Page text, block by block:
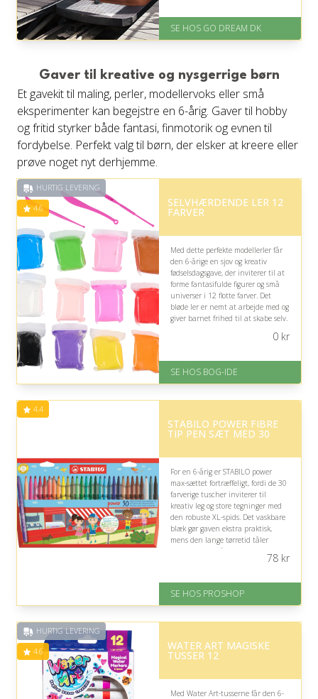
På lager
Levering: E-gavekort kan leveres
SE HOS GO DREAM DK
Gaver til kreative og nysgerrige børn
Et gavekit til maling, perler, modellervoks eller små
eksperimenter kan begejstre en 6-årig. Gaver til hobby
og fritid styrker både fantasi, finmotorik og evnen til
fordybelse. Perfekt valg til børn, der elsker at kreere eller
prøve noget nyt derhjemme.
HURTIG LEVERING
4.6 SELVHÆRDENDE LER 12
FARVER
Med dette perfekte modellerler får
den 6-årige en sjov og kreativ
fødselsdagsgave, der inviterer til at
forme fantasifulde figurer og små
universer i 12 flotte farver. Det
bløde ler er nemt at arbejde med og
giver barnet frihed til at skabe selv.
Gratis fragt
på 4.6 ud af 5
0kr
SE HOS BOG-IDE
4.4
STABILO POWER FIBRE
TIP PEN SÆT MED 30
For en 6-årig er STABILO power
max-sættet fortræffeligt, fordi de 30
farverige tuscher inviterer til
kreativ leg og store tegninger med
den robuste XL-spids. Det vaskbare
blæk gør gaven ekstra praktisk,
mens den lange tørretid tåler
glemsomme små kunstnere.
Fremragende Trustpilot rating
78kr
SE HOS PROSHOP
HURTIG LEVERING
4.6 WATER ART MAGISKE
TUSSER 12
Med Water Art-tusserne får den 6-